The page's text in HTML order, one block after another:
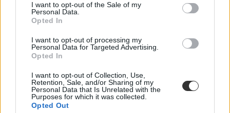
I want to opt-out of the Sale of my
Personal Data.
Opted In
I want to opt-out of processing my
Personal Data for Targeted Advertising.
Opted In
I want to opt-out of Collection, Use,
Retention, Sale, and/or Sharing of my
Personal Data that Is Unrelated with the
Purposes for which it was collected.
Opted Out
dolgozatírás
osztályzat
Szülői Hang
érdemjegyek